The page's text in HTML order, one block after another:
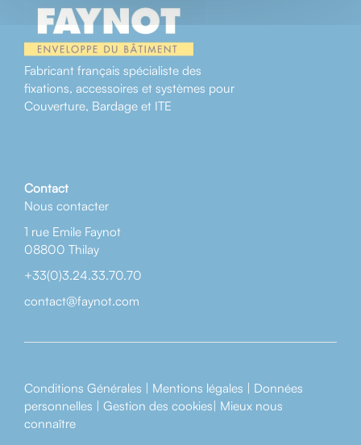
Fabricant français spécialiste des
fixations, accessoires et systèmes pour
Couverture, Bardage et ITE
Contact
Nous contacter
1 rue Emile Faynot
08800 Thilay
+33(0)3.24.33.70.70
contact@faynot.com
Conditions Générales | Mentions légales | Données
personnelles | Gestion des cookies| Mieux nous
connaître